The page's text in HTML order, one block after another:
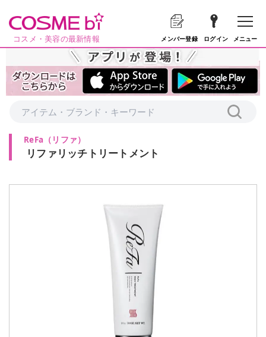
コスメ・美容の最新情報 メンバー登録 ログイン メニュー
ReFa （ リファ）
リファリッチトリートメント